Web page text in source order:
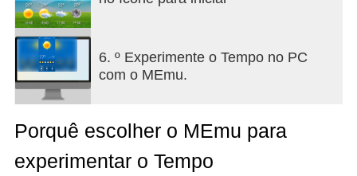
6. º Experimente o Tempo no PC
com o MEmu.
Porquê escolher o MEmu para
experimentar o Tempo